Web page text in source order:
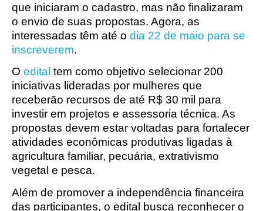
que iniciaram o cadastro, mas não finalizaram
o envio de suas propostas. Agora, as
interessadas têm até o dia 22 de maio para se
inscreverem.
O edital tem como objetivo selecionar 200
iniciativas lideradas por mulheres que
receberão recursos de até R$ 30 mil para
investir em projetos e assessoria técnica. As
propostas devem estar voltadas para fortalecer
atividades econômicas produtivas ligadas à
agricultura familiar, pecuária, extrativismo
vegetal e pesca.
Além de promover a independência financeira
das participantes, o edital busca reconhecer o